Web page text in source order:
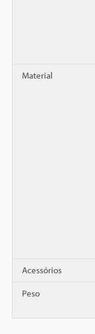
Material
Acessórios
Peso